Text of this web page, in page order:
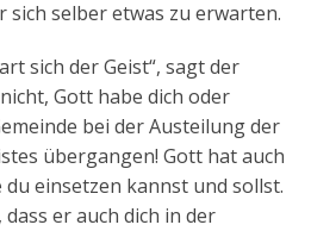
selber etwas zu erwarten.
sich der Geist“, sagt der
Gott habe dich oder
bei der Austeilung der
übergangen! Gott hat auch
einsetzen kannst und sollst.
er auch dich in der